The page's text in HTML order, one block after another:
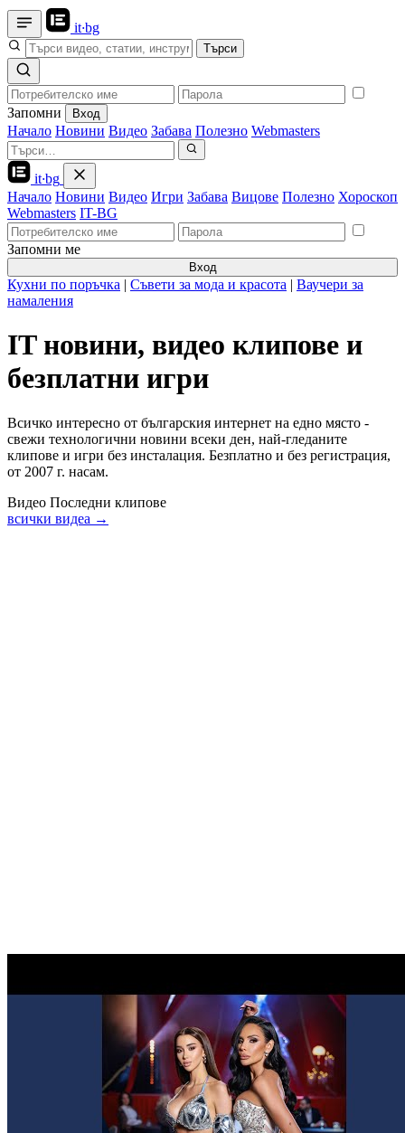
it·bg
Търси
Запомни Вход
Начало Новини Видео Забава Полезно Webmasters
it·bg
Начало Новини Видео Игри Забава Вицове Полезно Хороскоп
Webmasters IT-BG
Запомни ме
Вход
Кухни по поръчка | Съвети за мода и красота | Ваучери за
намаления
IT новини, видео клипове и
безплатни игри
Всичко интересно от българския интернет на едно място -
свежи технологични новини всеки ден, най-гледаните
клипове и игри без инсталация. Безплатно и без регистрация,
от 2007 г. насам.
Видео Последни клипове
всички видеа →